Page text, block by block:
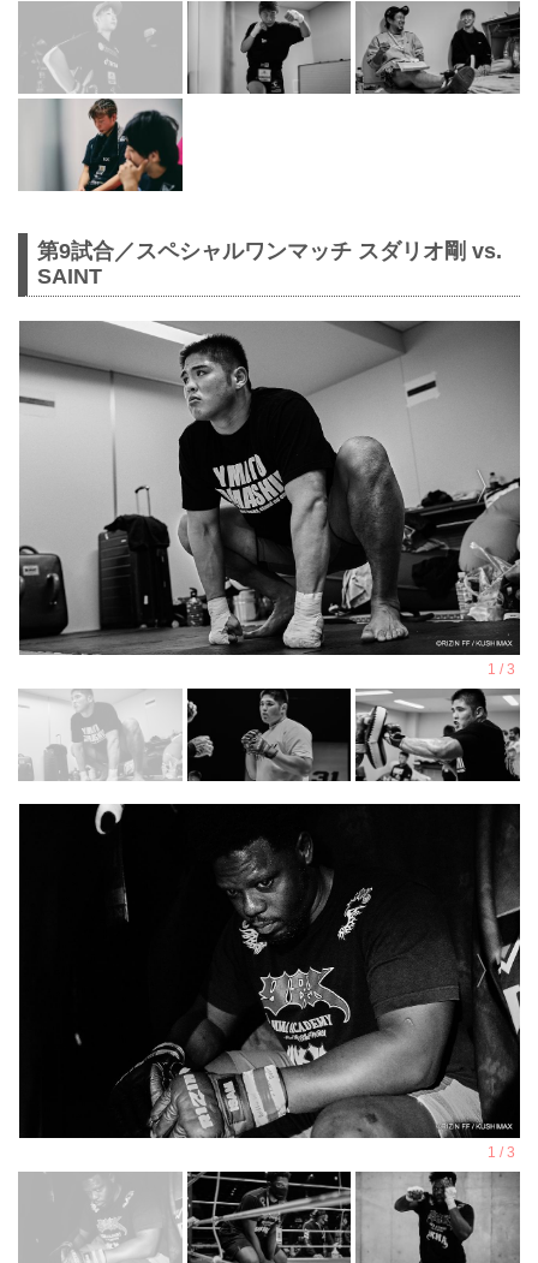
第9試合／スペシャルワンマッチ スダリオ剛 vs.
SAINT